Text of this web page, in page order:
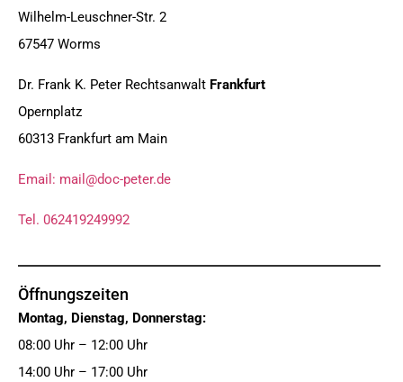
Wilhelm-Leuschner-Str. 2
67547 Worms
Dr. Frank K. Peter Rechtsanwalt Frankfurt
Opernplatz
60313 Frankfurt am Main
Email: mail@doc-peter.de
Tel. 062419249992
Öffnungszeiten
Montag, Dienstag, Donnerstag:
08:00 Uhr – 12:00 Uhr
14:00 Uhr – 17:00 Uhr